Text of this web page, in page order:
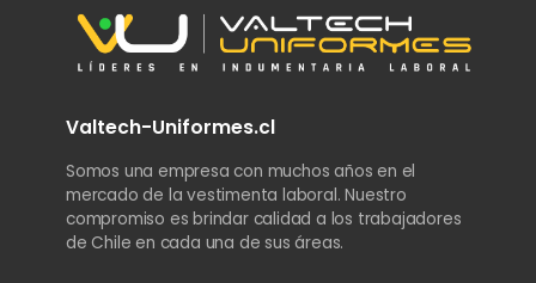
Valtech-Uniformes.cl
Somos una empresa con muchos años en el
mercado de la vestimenta laboral. Nuestro
compromiso es brindar calidad a los trabajadores
de Chile en cada una de sus áreas.